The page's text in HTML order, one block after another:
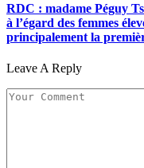
RDC : madame Péguy
à l’égard des femmes
principalement la
Leave A Reply